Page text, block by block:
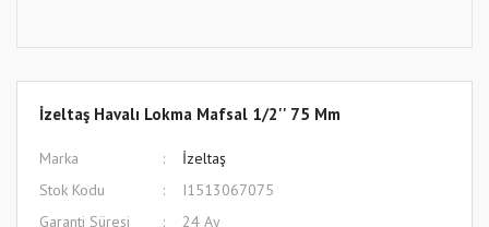
İzeltaş Havalı Lokma Mafsal 1/2'' 75 Mm
Marka
İzeltaş
Stok Kodu
I1513067075
Garanti Süresi
24 Ay